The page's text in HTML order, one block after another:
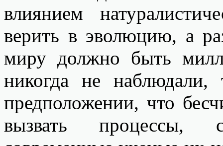
влиянием
верить в эволюцию, а
миру должно быть
никогда не
предположении, что
вызвать процессы,